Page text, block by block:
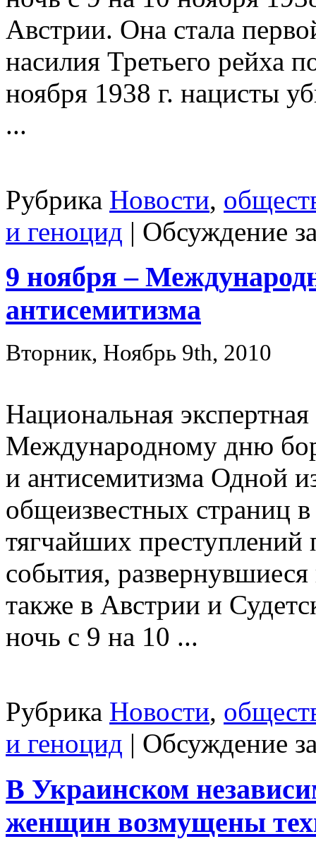
Австрии. Она стала
насилия Третьего рейха
ноября 1938 г. нацисты
...
Рубрика Новости,
и геноцид | Обсуждение
9 ноября –
антисемитизма
Вторник, Ноябрь 9th, 2010
Национальная
Международному дню
и антисемитизма Одной
общеизвестных страниц
тягчайших преступлений
события,
также в Австрии и
ночь с 9 на 10 ...
Рубрика Новости,
и геноцид | Обсуждение
В Украинском
женщин возмущены